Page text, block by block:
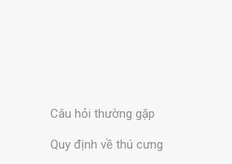
Câu hỏi thường gặp
Quy định về thú cưng